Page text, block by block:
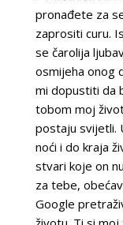
pronađete za
zaprositi curu.
se čarolija
osmijeha onog
mi dopustiti da
tobom moj
postaju svijetli.
noći i do kraja
stvari koje on
za tebe,
Google